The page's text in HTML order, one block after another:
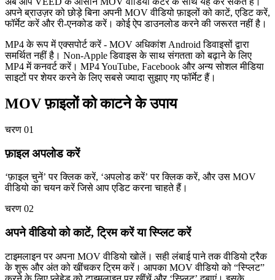
अपने ब्राउज़र को छोड़े बिना अपनी MOV वीडियो फ़ाइलों को काटें, एडिट करें,
फॉर्मेट करें और री-एनकोड करें। कोई ऐप डाउनलोड करने की जरूरत नहीं है।
MP4 के रूप में एक्सपोर्ट करें - MOV अधिकांश Android डिवाइसों द्वारा
समर्थित नहीं है। Non-Apple डिवाइस के साथ संगतता को बढ़ाने के लिए
MP4 में कनवर्ट करें। MP4 YouTube, Facebook और अन्य सोशल मीडिया
साइटों पर शेयर करने के लिए सबसे ज्यादा सुझाए गए फॉर्मेट हैं।
MOV फ़ाइलों को काटने के उपाय
चरण 01
फ़ाइल अपलोड करें
‘फ़ाइल चुनें’ पर क्लिक करें, ‘अपलोड करें’ पर क्लिक करें, और उस MOV
वीडियो का चयन करें जिसे आप एडिट करना चाहते हैं।
चरण 02
अपने वीडियो को काटें, ट्रिम करें या स्प्लिट करें
टाइमलाइन पर अपना MOV वीडियो खोलें। सही लंबाई पाने तक वीडियो ट्रैक
के शुरू और अंत को खींचकर ट्रिम करें। आपका MOV वीडियो को “स्प्लिट”